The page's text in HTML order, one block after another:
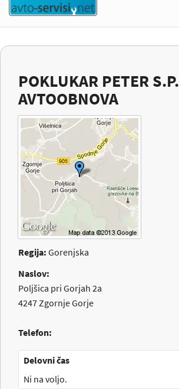
O NAS
KONTAKT
PRIJAVI SE
POKLUKAR PETER S.P.
AVTOOBNOVA
Regija: Gorenjska
Naslov:
Poljšica pri Gorjah 2a
4247Zgornje Gorje
Telefon:
Delovni čas
Ni na voljo.